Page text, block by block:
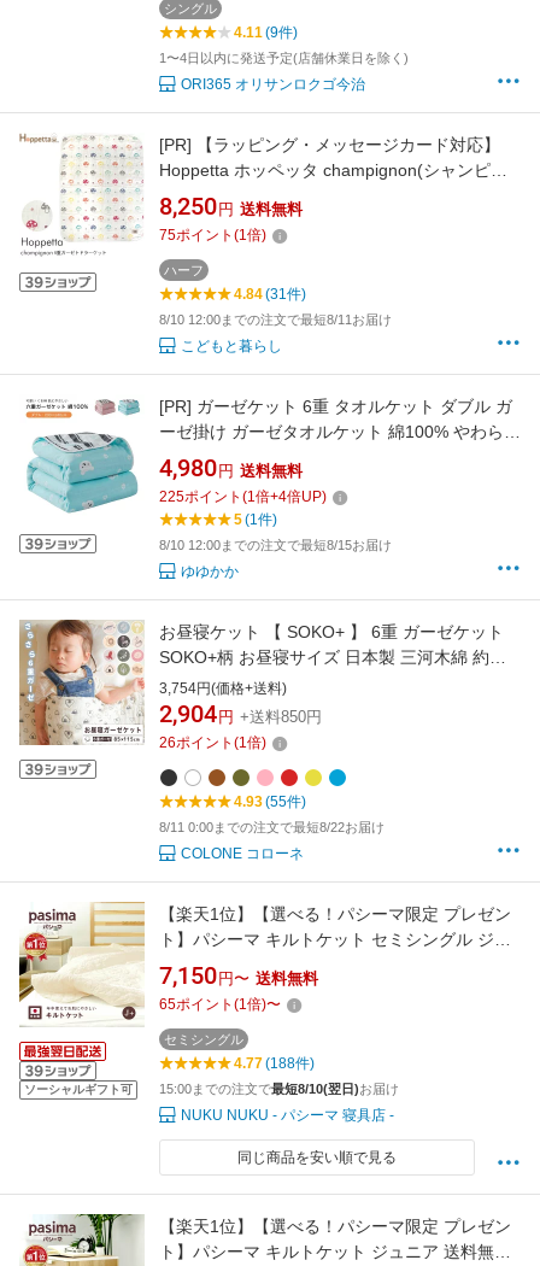
シングル
4.11(9件)
1〜4日以内に発送予定(店舗休業日を除く)
ORI365 オリサンロクゴ今治
[PR]
【ラッピング・メッセージカード対応】
Hoppetta ホッペッタ champignon(シャンピニ
オン) 6重ガーゼトドラーケット 【ラッピング
対応】 ブランケット ガーゼ 出産祝い Hoppetta
ホッペッタ ケット ギフト
8,250 円 送料無料
75ポイント (1倍)
ハーフ
4.84(31件)
8/10 12:00までの注文で最短8/11お届け
こどもと暮らし
[PR] ガーゼケット 6重 タオルケット ダブル ガ
ーゼ掛け ガーゼタオルケット 綿100% やわらか
肌触り 肌掛け布団 通気性 吸水性 夏快眠 洗える
肌掛け 春夏 プレゼント 出産祝い オールシーズ
ン 200x240cm
4,980 円 送料無料
225ポイント (1倍+4倍UP)
5(1件)
8/10 12:00までの注文で最短8/15お届け
ゆゆかか
お昼寝ケット 【 SOKO+ 】 6重 ガーゼケット
SOKO+柄 お昼寝サイズ 日本製 三河木綿 約
85×115cm ベビーケット ブランケット ハーフ
ケット キッズサイズ 年中素材 涼しい 冷房対策
夏 肌掛け 綿毛布 ブランケット 膝掛け さらさら
3,754円(価格+送料)
2,904 円 +送料850円
26ポイント (1倍)
4.93(55件)
8/11 0:00までの注文で最短8/22お届け
COLONE コローネ
ソーシャルギフト可
【楽天1位】【選べる！パシーマ限定 プレゼン
ト】パシーマ キルトケット セミシングル ジュ
ニアプラス 120×207cm 送料無料 肌掛け布団
龍宮正規品 綿 ガーゼケット 日本製 タオルケッ
ト ガーゼ pasima パシーマ ZIP #5806L PS 母
の日
7,150 円〜 送料無料
65ポイント (1倍)〜
セミシングル
4.77(188件)
15:00までの注文で最短8/10(翌日)お届け
NUKU NUKU - パシーマ 寝具店 -
同じ商品を安い順で見る
【楽天1位】【選べる！パシーマ限定 プレゼン
ト】パシーマ キルトケット ジュニア 送料無料